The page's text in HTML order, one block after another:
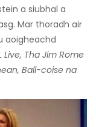
a siubhal a
Mar thoradh air
aoigheachd
Live, Tha Jim Rome
Ball-coise na